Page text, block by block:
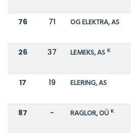
76 71 OG ELEKTRA, AS
26 37 LEMEKS, AS K
17 19 ELERING, AS
87 - RAGLOR, OÜ K